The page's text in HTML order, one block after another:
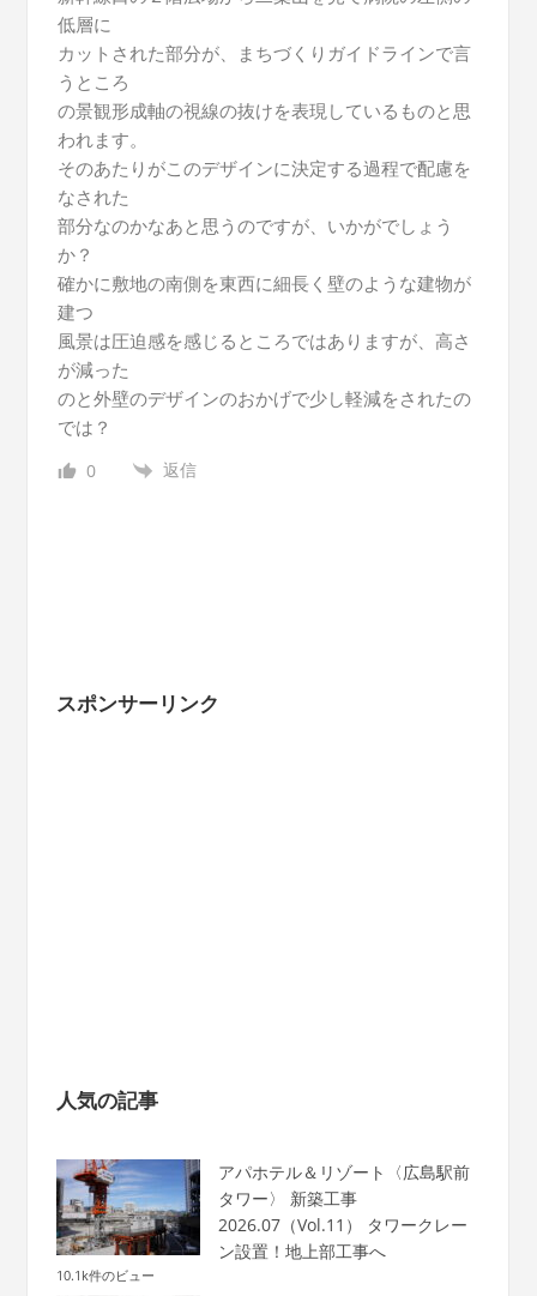
低層に
カットされた部分が、まちづくりガイドラインで言
うところ
の景観形成軸の視線の抜けを表現しているものと思
われます。
そのあたりがこのデザインに決定する過程で配慮を
なされた
部分なのかなあと思うのですが、いかがでしょう
か？
確かに敷地の南側を東西に細長く壁のような建物が
建つ
風景は圧迫感を感じるところではありますが、高さ
が減った
のと外壁のデザインのおかげで少し軽減をされたの
では？
0 返信
スポンサーリンク
人気の記事
アパホテル＆リゾート〈広島駅前
タワー〉 新築工事
2026.07（Vol.11） タワークレー
ン設置！地上部工事へ
10.1k件のビュー